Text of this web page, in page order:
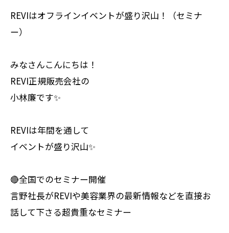
REVIはオフラインイベントが盛り沢山！（セミナ
ー）
みなさんこんにちは！
REVI正規販売会社の
小林廉です✨
REVIは年間を通して
イベントが盛り沢山✨
🔴全国でのセミナー開催
言野社長がREVIや美容業界の最新情報などを直接お
話して下さる超貴重なセミナー